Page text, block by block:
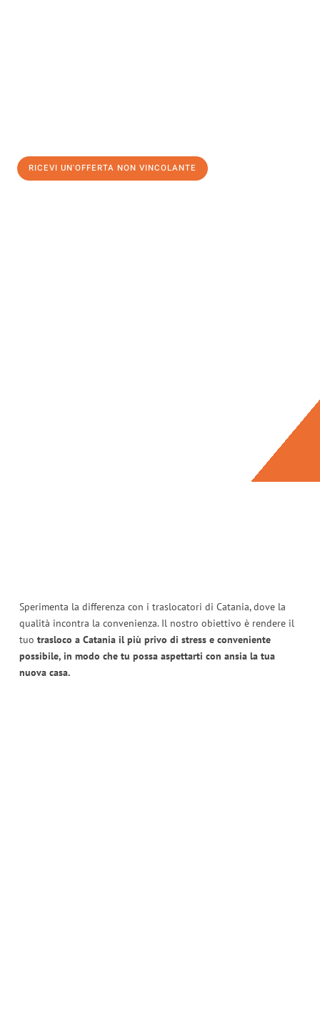
RICEVI UN'OFFERTA NON VINCOLANTE
Sperimenta la differenza con i traslocatori di Catania, dove la
qualità incontra la convenienza. Il nostro obiettivo è rendere il
tuo trasloco a Catania il più privo di stress e conveniente
possibile, in modo che tu possa aspettarti con ansia la tua
nuova casa.